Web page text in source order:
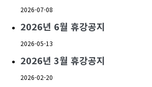
2026-07-08
2026년 6월 휴강공지
2026-05-13
2026년 3월 휴강공지
2026-02-20